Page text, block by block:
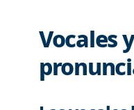
Vocales